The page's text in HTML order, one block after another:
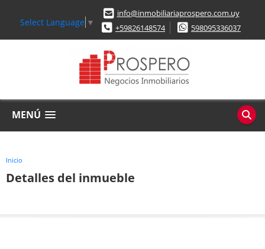
Select Language ▼
info@inmobiliariaprospero.com.uy
+59826148574
598095336037
MENÚ
Inicio
Detalles del inmueble